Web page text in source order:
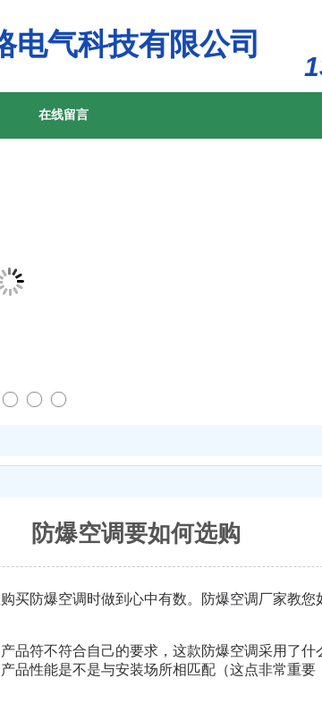
电气科技有限公司
在线留言
防爆空调要如何选购
买防爆空调时做到心中有数。防爆空调厂家教您
品符不符合自己的要求，这款防爆空调采用了
品性能是不是与安装场所相匹配（这点非常重